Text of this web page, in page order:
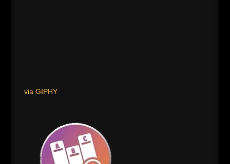
via GIPHY